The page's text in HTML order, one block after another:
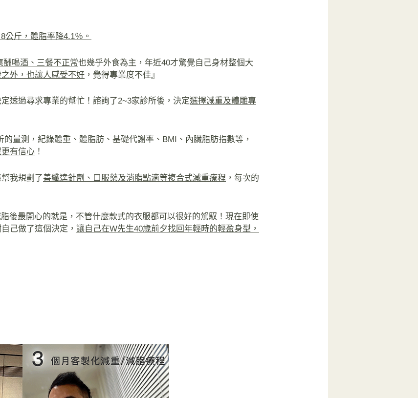
公斤，體脂率降4.1％。
酬喝酒、三餐不正常也幾乎外食為主，年近40才驚覺自己身材整個大
外，也讓人感受不好 ，覺得專業度不佳』
透過尋求專業的幫忙！諮詢了2~3家診所後，決定選擇減重及體雕專
量測，紀錄體重、體脂肪、基礎代謝率、BMI、內臟脂肪指數等，
有信心 ！
我規劃了 善纖達針劑、口服藥及消脂點滴等複合式減重療程 ，每次的
脂後最開心的就是，不管什麼款式的衣服都可以很好的駕馭！現在即使
己做了這個決定， 讓自己在W先生40歲前夕找回年輕時的輕盈身型，